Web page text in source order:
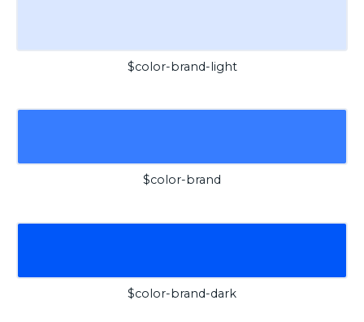
$color-brand-light
$color-brand
$color-brand-dark